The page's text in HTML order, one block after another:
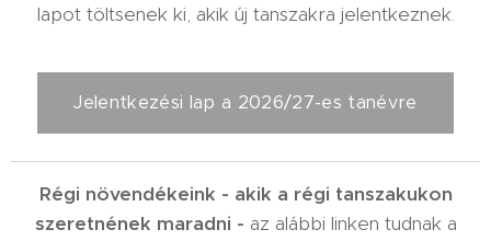
lapot töltsenek ki, akik új tanszakra jelentkeznek.
Jelentkezési lap a 2026/27-es tanévre
Régi növendékeink - akik a régi tanszakukon
szeretnének maradni - az alábbi linken tudnak a